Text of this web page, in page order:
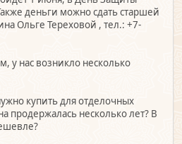
деньги можно сдать старшей
Ольге Тереховой , тел.: +7-
у нас возникло несколько
купить для отделочных
продержалась несколько лет? В